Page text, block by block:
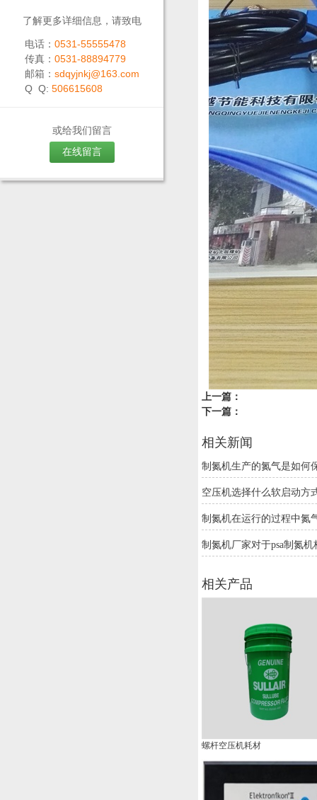
了解更多详细信息，请致电
电话： 0531-55555478
传真： 0531-88894779
邮箱： sdqyjnkj@163.com
Q Q: 506615608
或给我们留言
在线留言
上一篇：
下一篇：
相关新闻
制氮机生产的氮气是如何
空压机选择什么软启动方
制氮机在运行的过程中氮
制氮机厂家对于psa制氮
相关产品
螺杆空压机耗材